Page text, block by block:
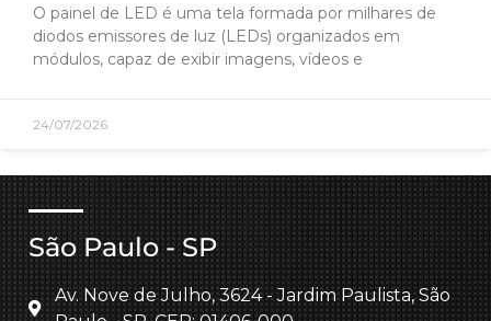
O painel de LED é uma tela formada por milhares de
diodos emissores de luz (LEDs) organizados em
módulos, capaz de exibir imagens, vídeos e
24/07/2026
São Paulo - SP
Av. Nove de Julho, 3624 - Jardim Paulista, São